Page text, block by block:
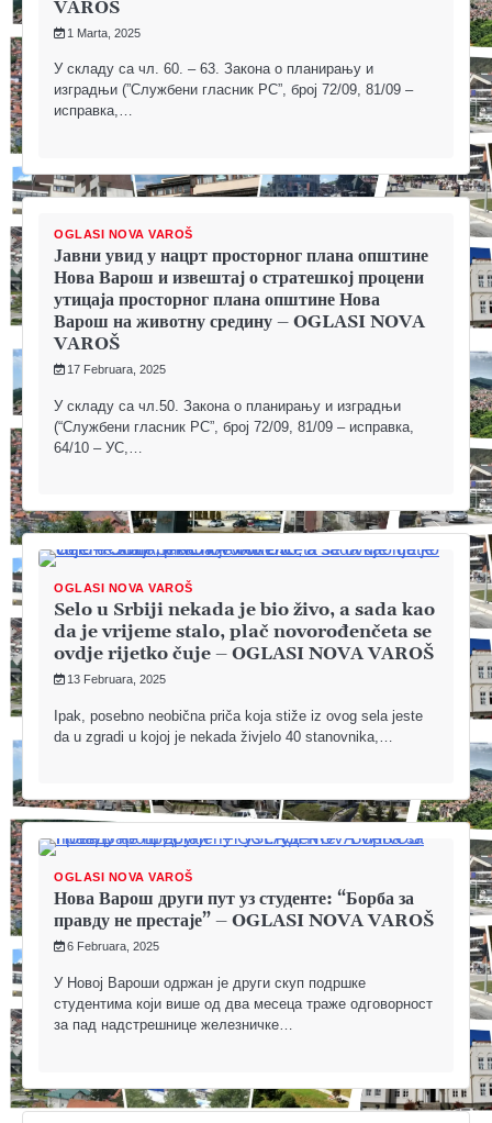
VAROŠ
1 Marta, 2025
У складу са чл. 60. – 63. Закона о планирању и
изградњи (”Службени гласник РС”, број 72/09, 81/09 –
исправка,…
OGLASI NOVA VAROŠ
Јавни увид у нацрт просторног плана општине
Нова Варош и извештај о стратешкој процени
утицаја просторног плана општине Нова
Варош на животну средину – OGLASI NOVA
VAROŠ
17 Februara, 2025
У складу са чл.50. Закона о планирању и изградњи
(“Службени гласник РС”, број 72/09, 81/09 – исправка,
64/10 – УС,…
OGLASI NOVA VAROŠ
Selo u Srbiji nekada je bio živo, a sada kao
da je vrijeme stalo, plač novorođenčeta se
ovdje rijetko čuje – OGLASI NOVA VAROŠ
13 Februara, 2025
Ipak, posebno neobična priča koja stiže iz ovog sela jeste
da u zgradi u kojoj je nekada živjelo 40 stanovnika,…
OGLASI NOVA VAROŠ
Нова Варош други пут уз студенте: “Борба за
правду не престаје” – OGLASI NOVA VAROŠ
6 Februara, 2025
У Новој Вароши одржан је други скуп подршке
студентима који више од два месеца траже одговорност
за пад надстрешнице железничке…